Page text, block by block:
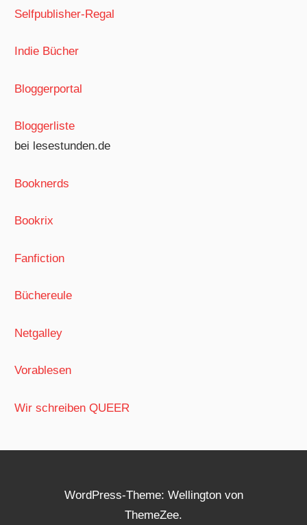
Selfpublisher-Regal
Indie Bücher
Bloggerportal
Bloggerliste
bei lesestunden.de
Booknerds
Bookrix
Fanfiction
Büchereule
Netgalley
Vorablesen
Wir schreiben QUEER
WordPress-Theme: Wellington von
ThemeZee.